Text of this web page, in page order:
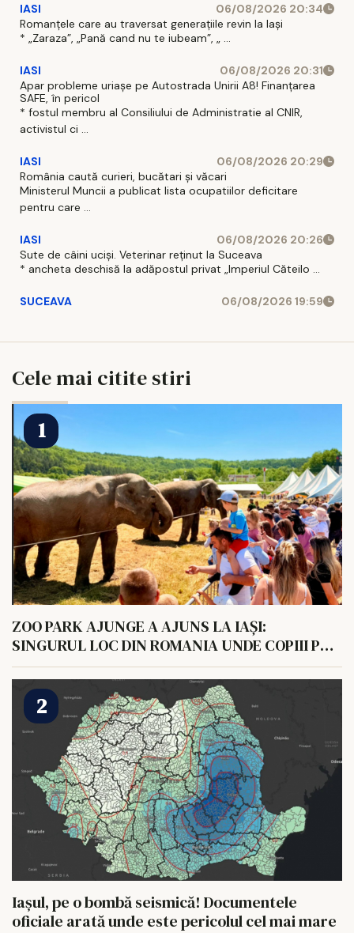
IASI
06/08/2026 20:34
Romanțele care au traversat generațiile revin la Iași
* „Zaraza”, „Pană cand nu te iubeam”, „ ...
IASI
06/08/2026 20:31
Apar probleme uriașe pe Autostrada Unirii A8! Finanțarea
SAFE, în pericol
* fostul membru al Consiliului de Administratie al CNIR,
activistul ci ...
IASI
06/08/2026 20:29
România caută curieri, bucătari și văcari
Ministerul Muncii a publicat lista ocupatiilor deficitare
pentru care ...
IASI
06/08/2026 20:26
Sute de câini uciși. Veterinar reținut la Suceava
* ancheta deschisă la adăpostul privat „Imperiul Căteilo ...
SUCEAVA 06/08/2026 19:59
Cele mai citite stiri
ZOO PARK AJUNGE A AJUNS LA IAȘI:
SINGURUL LOC DIN ROMANIA UNDE COPIII POT
HRANI UN ELEFANT
Iașul, pe o bombă seismică! Documentele
oficiale arată unde este pericolul cel mai mare